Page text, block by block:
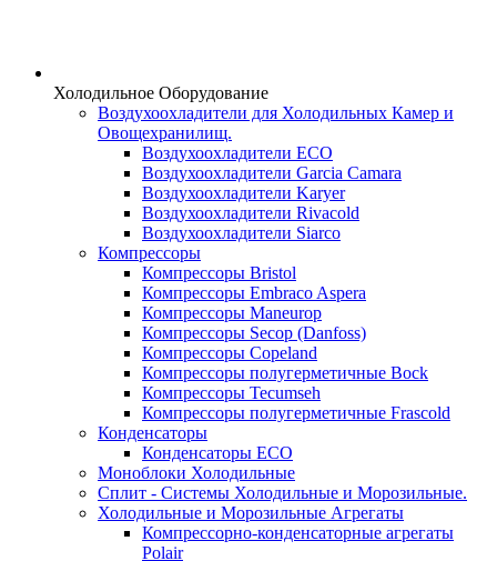
Холодильное Оборудование
Воздухоохладители для Холодильных Камер и
Овощехранилищ.
Воздухоохладители ECO
Воздухоохладители Garcia Camara
Воздухоохладители Karyer
Воздухоохладители Rivacold
Воздухоохладители Siarco
Компрессоры
Компрессоры Bristol
Компрессоры Embraco Aspera
Компрессоры Maneurop
Компрессоры Secop (Danfoss)
Компрессоры Copeland
Компрессоры полугерметичные Bock
Компрессоры Tecumseh
Компрессоры полугерметичные Frascold
Конденсаторы
Конденсаторы ECO
Моноблоки Холодильные
Сплит - Системы Холодильные и Морозильные.
Холодильные и Морозильные Агрегаты
Компрессорно-конденсаторные агрегаты
Polair